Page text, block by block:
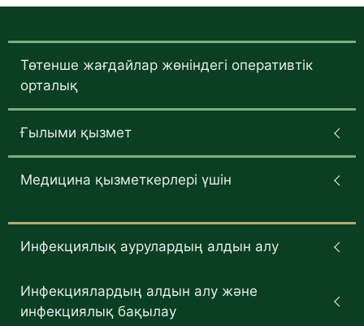
Төтенше жағдайлар жөніндегі оперативтік
орталық
Ғылыми қызмет
Медицина қызметкерлері үшін
Инфекциялық аурулардың алдын алу
Инфекциялардың алдын алу және
инфекциялық бақылау